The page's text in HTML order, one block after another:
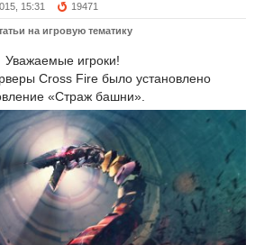
15:31 19471
на игровую тематику
Уважаемые игроки!
Cross Fire было установлено
«Страж башни».